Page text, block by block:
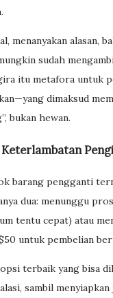
menanyakan alasan,
sudah
itu metafora untuk
dimaksud
bukan hewan.
barang pengganti
dua: menunggu
tentu cepat) atau
untuk pembelian
terbaik yang bisa
sambil